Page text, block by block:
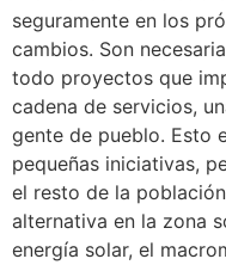
seguramente en los
cambios. Son
todo proyectos que
cadena de servicios,
gente de pueblo. Esto
pequeñas iniciativas,
el resto de la
alternativa en la zona
energía solar, el